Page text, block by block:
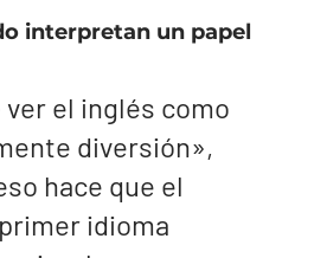
interpretan un papel
el inglés como
diversión»,
hace que el
idioma